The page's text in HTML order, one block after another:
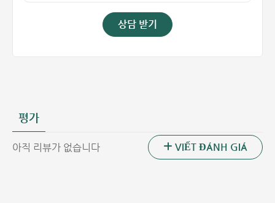
상담 받기
평가
아직 리뷰가 없습니다 VIẾT ĐÁNH GIÁ